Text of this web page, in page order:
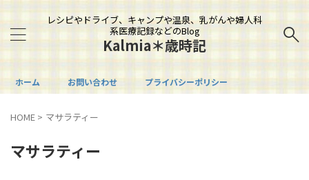
レシピやドライブ、キャンプや温泉、乳がんや婦人科
系医療記録などのBlog
Kalmia＊歳時記
ホーム お問い合わせ プライバシーポリシー
HOME > マサラティー
マサラティー